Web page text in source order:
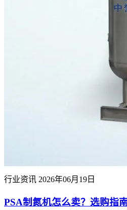
行业资讯 2026年06月19日
PSA制氮机怎么卖？选购指